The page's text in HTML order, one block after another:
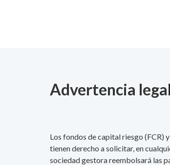
Advertencia legal
Los fondos de capital riesgo (FCR)
tienen derecho a solicitar, en
sociedad gestora reembolsará las